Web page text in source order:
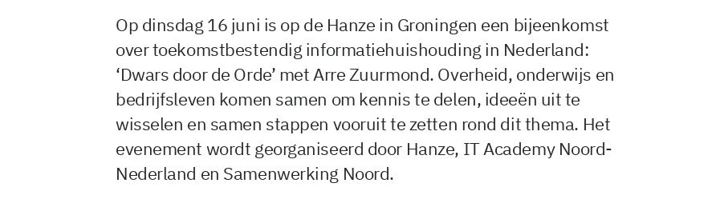
Op dinsdag 16 juni is op de Hanze in Groningen een bijeenkomst
over toekomstbestendig informatiehuishouding in Nederland:
‘Dwars door de Orde’ met Arre Zuurmond. Overheid, onderwijs en
bedrijfsleven komen samen om kennis te delen, ideeën uit te
wisselen en samen stappen vooruit te zetten rond dit thema. Het
evenement wordt georganiseerd door Hanze, IT Academy Noord-
Nederland en Samenwerking Noord.